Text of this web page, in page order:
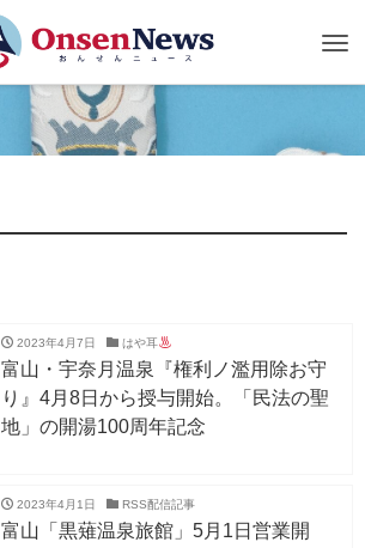
2023年4月7日 はや耳
富山・宇奈月温泉『権利ノ濫用除お守
り』4月8日から授与開始。「民法の聖
地」の開湯100周年記念
2023年4月1日 RSS配信記事
富山「黒薙温泉旅館」5月1日営業開